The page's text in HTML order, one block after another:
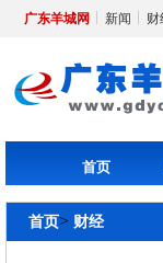
广东羊城网 新闻 财
首页
首页> 财经